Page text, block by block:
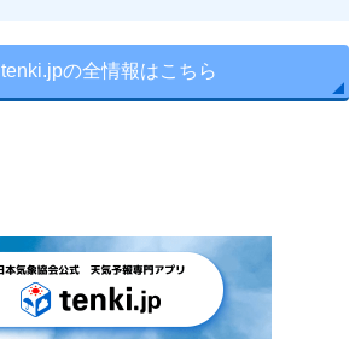
tenki.jpの全情報はこちら